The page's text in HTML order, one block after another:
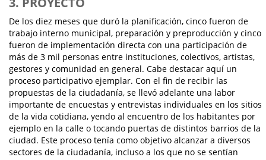
De los diez meses que duró la planificación, cinco fueron de
trabajo interno municipal, preparación y preproducción y cinco
fueron de implementación directa con una participación de
más de 3 mil personas entre instituciones, colectivos, artistas,
gestores y comunidad en general. Cabe destacar aquí un
proceso participativo ejemplar. Con el fin de recibir las
propuestas de la ciudadanía, se llevó adelante una labor
importante de encuestas y entrevistas individuales en los sitios
de la vida cotidiana, yendo al encuentro de los habitantes por
ejemplo en la calle o tocando puertas de distintos barrios de la
ciudad. Este proceso tenía como objetivo alcanzar a diversos
sectores de la ciudadanía, incluso a los que no se sentían